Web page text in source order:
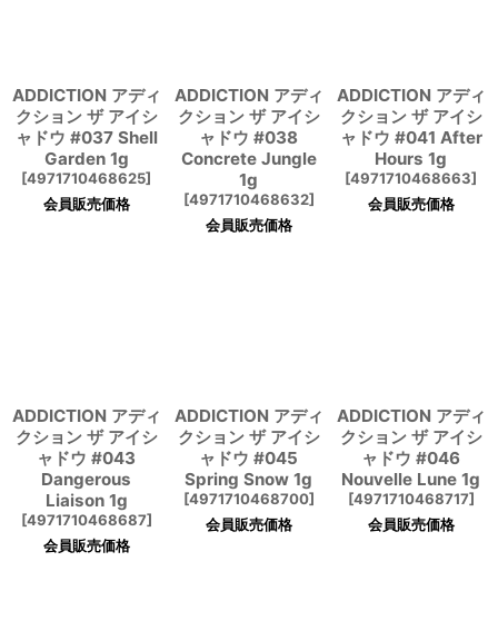
ADDICTION アディ
クション ザ アイシ
ャドウ #037 Shell
Garden 1g
[4971710468625]
会員販売価格
ADDICTION アディ
クション ザ アイシ
ャドウ #038
Concrete Jungle
1g
[4971710468632]
会員販売価格
ADDICTION アディ
クション ザ アイシ
ャドウ #041 After
Hours 1g
[4971710468663]
会員販売価格
ADDICTION アディ
クション ザ アイシ
ャドウ #043
Dangerous
Liaison 1g
[4971710468687]
会員販売価格
ADDICTION アディ
クション ザ アイシ
ャドウ #045
Spring Snow 1g
[4971710468700]
会員販売価格
ADDICTION アディ
クション ザ アイシ
ャドウ #046
Nouvelle Lune 1g
[4971710468717]
会員販売価格